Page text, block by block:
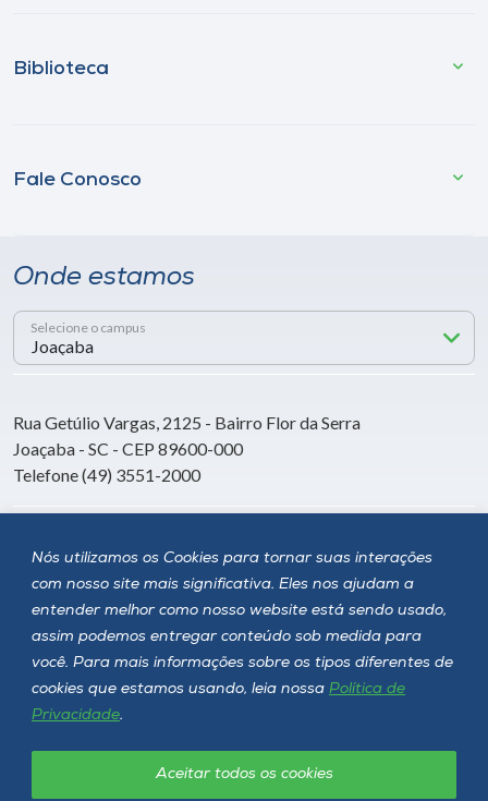
Nós utilizamos os Cookies para tornar suas interações
com nosso site mais significativa. Eles nos ajudam a
entender melhor como nosso website está sendo usado,
assim podemos entregar conteúdo sob medida para
você. Para mais informações sobre os tipos diferentes de
cookies que estamos usando, leia nossa Política de
Privacidade.
Aceitar todos os cookies
Biblioteca
Fale Conosco
Onde estamos
Selecione o campus
Rua Getúlio Vargas, 2125 - Bairro Flor da Serra
Joaçaba - SC - CEP 89600-000
Telefone (49) 3551-2000
Siga a Unoesc
Política de privacidade LGPD